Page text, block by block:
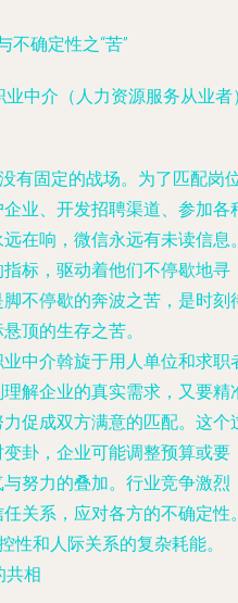
不确定性之“苦”
业中介（人力资源服务从业者
有固定的战场。为了匹配岗
业、开发招聘渠道、参加各
在响，微信永远有未读信息
标，驱动着他们不停歇地寻
不停歇的奔波之苦，是时刻
顶的生存之苦。
业中介斡旋于用人单位和求职
解企业的真实需求，又要精
促成双方满意的匹配。这个
卦，企业可能调整预算或要
努力的叠加。行业竞争激烈
关系，应对各方的不确定性
性和人际关系的复杂耗能。
共相